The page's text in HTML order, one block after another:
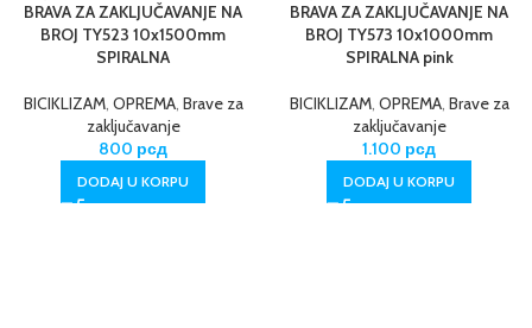
BRAVA ZA ZAKLJUČAVANJE NA
BROJ TY523 10x1500mm
SPIRALNA
BICIKLIZAM, OPREMA, Brave za
zaključavanje
800 рсд
DODAJ U KORPU
BRAVA ZA ZAKLJUČAVANJE NA
BROJ TY573 10x1000mm
SPIRALNA pink
BICIKLIZAM, OPREMA, Brave za
zaključavanje
1.100 рсд
DODAJ U KORPU